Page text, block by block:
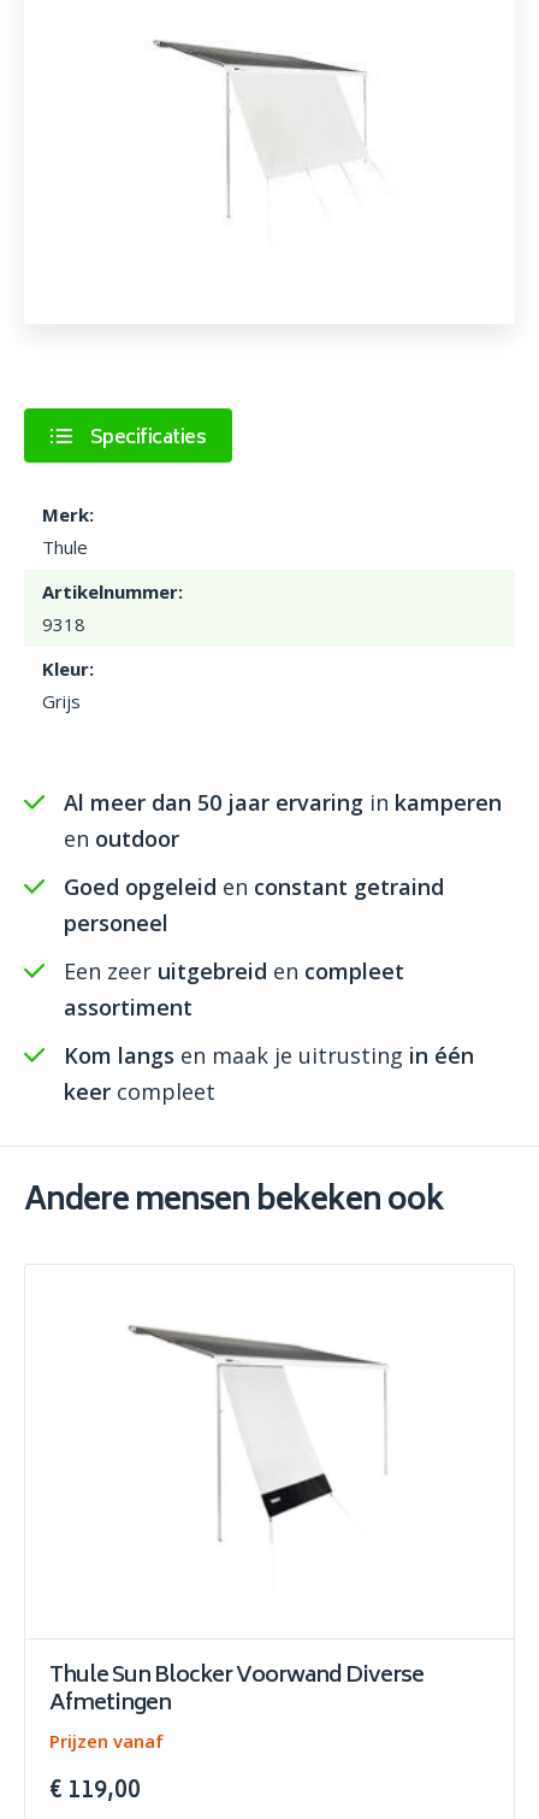
Specificaties
Merk:
Thule
Artikelnummer:
9318
Kleur:
Grijs
Al meer dan 50 jaar ervaring in kamperen
en outdoor
Goed opgeleid en constant getraind
personeel
Een zeer uitgebreid en compleet
assortiment
Kom langs en maak je uitrusting in één
keer compleet
Andere mensen bekeken ook
Thule Sun Blocker Voorwand Diverse
Afmetingen
Prijzen vanaf
€ 119,00